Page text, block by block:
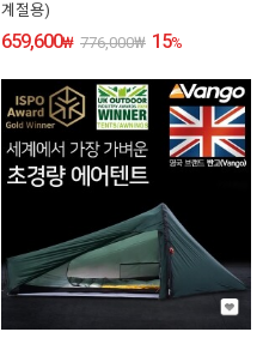
계절용)
659,600₩ 776,000₩ 15%